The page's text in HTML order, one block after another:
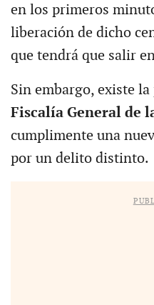
en los primeros
liberación de dicho
que tendrá que salir
Sin embargo, existe
Fiscalía General de
cumplimente una
por un delito distinto.